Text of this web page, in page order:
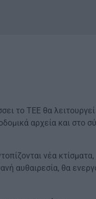
το ΤΕΕ θα
αρχεία και στο
νέα
αυθαιρεσία, θα